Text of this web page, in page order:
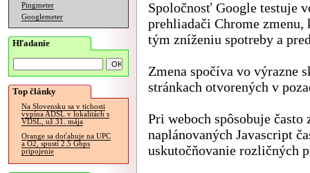
Pingmeter
Googlemeter
Hľadanie
Top články
Na Slovensku sa v tichosti
vypína ADSL v lokalitách s
VDSL, už 31. mája
Orange sa doťahuje na UPC
a O2, spustí 2.5 Gbps
pripojenie
Spoločnosť Google testuje
prehliadači Chrome
tým zníženiu spotreby a
Zmena spočíva vo výrazne
stránkach otvorených v
Pri weboch spôsobuje
naplánovaných Javascript
uskutočňovanie rozličných